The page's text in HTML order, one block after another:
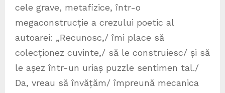
cele grave, metafizice, într-o
megaconstrucție a crezului poetic al
autoarei: „Recunosc,/ îmi place să
colecționez cuvinte,/ să le construiesc/ și să
le așez într-un uriaș puzzle sentimen tal./
Da, vreau să învățăm/ împreună mecanica